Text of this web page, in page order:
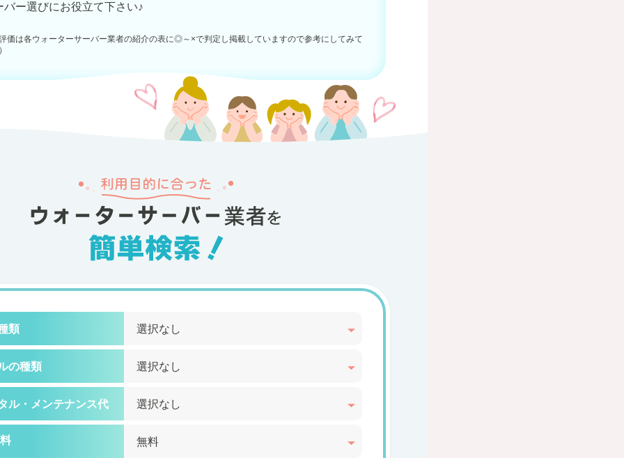
バー選びにお役立て下さい♪
価は各ウォーターサーバー業者の紹介の表に◎～×で判定し掲載していますので参考にしてみて
類
の種類
ル・ メンテナンス代